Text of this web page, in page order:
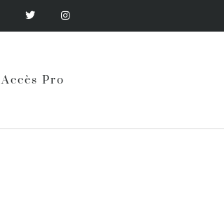
Accès Pro